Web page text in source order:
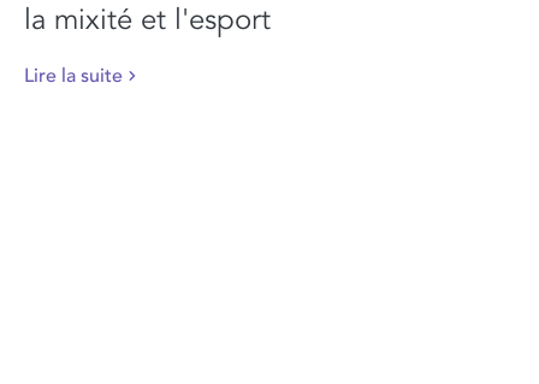
la mixité et l'esport
Lire la suite